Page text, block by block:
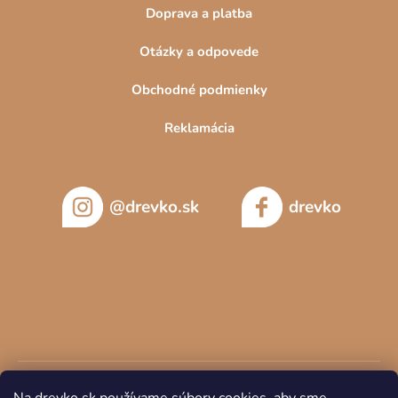
Doprava a platba
Otázky a odpovede
Obchodné podmienky
Reklamácia
@drevko.sk drevko